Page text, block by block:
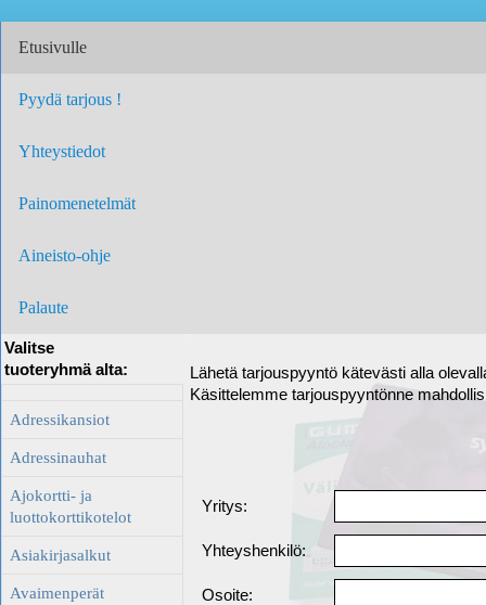
Etusivulle
Pyydä tarjous !
Yhteystiedot
Painomenetelmät
Aineisto-ohje
Palaute
Valitse
tuoteryhmä alta:
Adressikansiot
Adressinauhat
Ajokortti- ja
luottokorttikotelot
Asiakirjasalkut
Avaimenperät
Lähetä tarjouspyyntö kätevästi alla
Käsittelemme tarjouspyyntönne
Yritys:
Yhteyshenkilö:
Osoite: